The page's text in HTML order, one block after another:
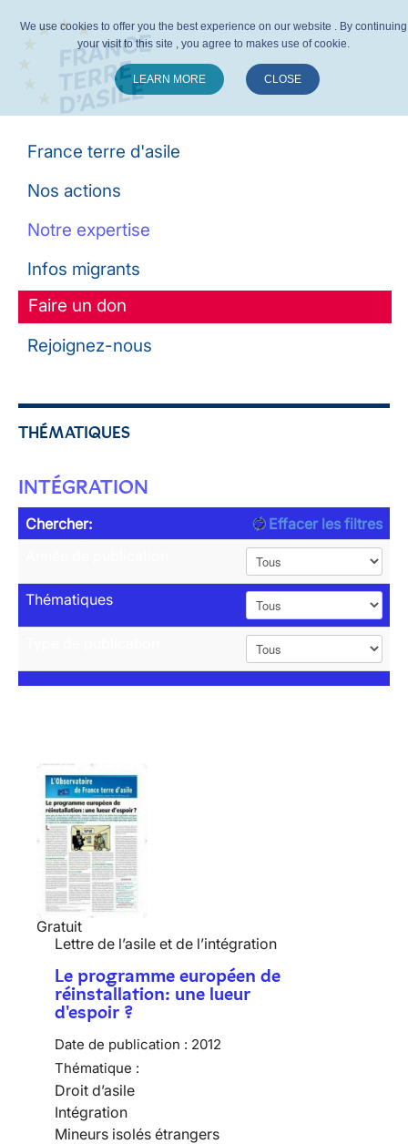
France terre d'asile
Nos actions
Notre expertise
Infos migrants
Faire un don
Rejoignez-nous
THÉMATIQUES
INTÉGRATION
Chercher:
Effacer les filtres
Thématiques
Gratuit
Lettre de l’asile et de l’intégration
Le programme européen de
réinstallation: une lueur
d'espoir ?
Date de publication : 2012
Thématique :
Droit d’asile
Intégration
Mineurs isolés étrangers
We use cookies to offer you the best experience on our website . By continuing
your visit to this site , you agree to makes use of cookie.
LEARN MORE CLOSE